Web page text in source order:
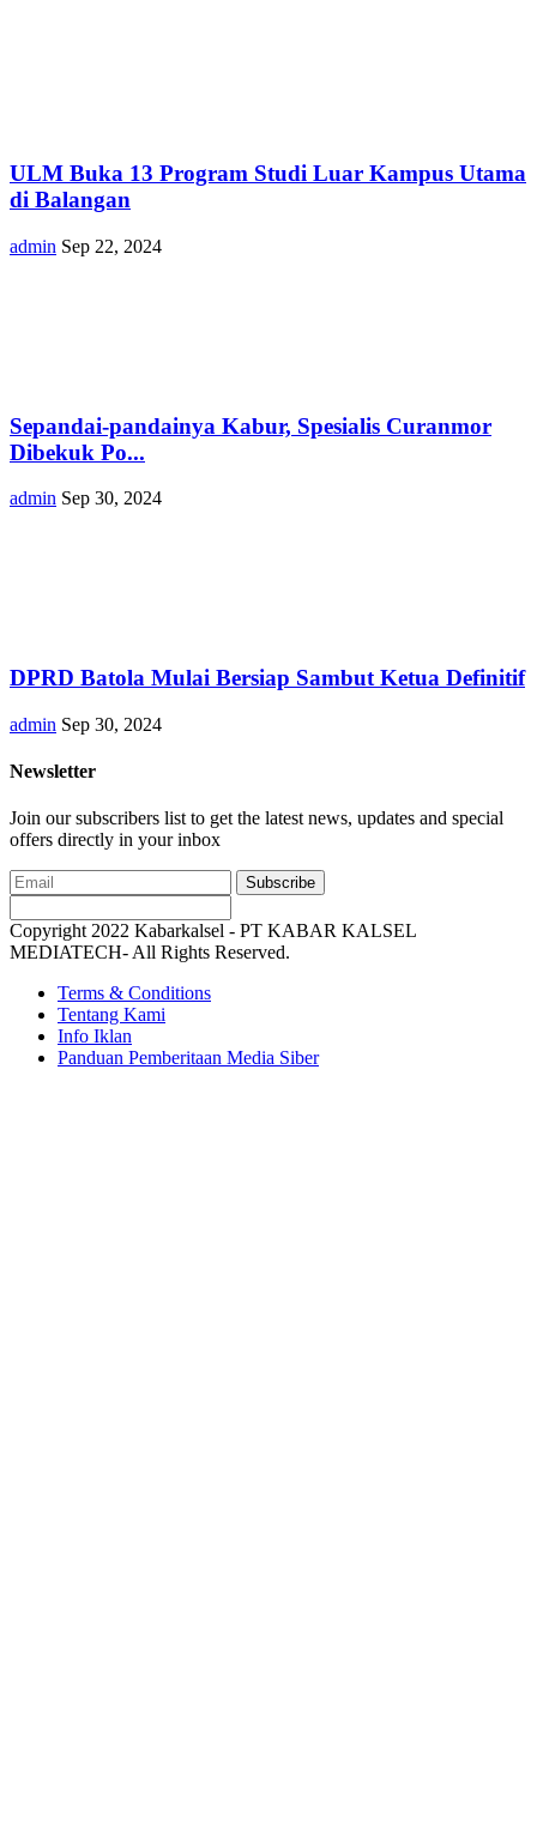
ULM Buka 13 Program Studi Luar Kampus Utama
di Balangan
admin Sep 22, 2024
Sepandai-pandainya Kabur, Spesialis Curanmor
Dibekuk Po...
admin Sep 30, 2024
DPRD Batola Mulai Bersiap Sambut Ketua Definitif
admin Sep 30, 2024
Newsletter
Join our subscribers list to get the latest news, updates and special
offers directly in your inbox
Subscribe
Copyright 2022 Kabarkalsel - PT KABAR KALSEL
MEDIATECH- All Rights Reserved.
Terms & Conditions
Tentang Kami
Info Iklan
Panduan Pemberitaan Media Siber